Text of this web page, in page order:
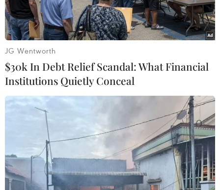
Khai trương gian hàng Việt Nam tại
triển lãm quốc tế tại Pháp
05/09/2025 01:02
Hội chợ Du lịch Thành phố Hồ Chí
Minh 2025: Rực rỡ "Đêm Việt Nam"
03/09/2025 14:41
Eximbank báo lãi 1.488 tỷ đồng 6
tháng đầu năm 2025
30/07/2025 01:32
JG Wentworth
$30k In Debt Relief Scandal: What Financial
Institutions Quietly Conceal